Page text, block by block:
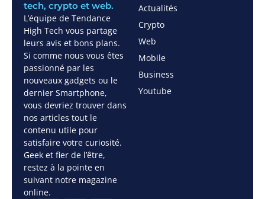
tech, crypto et web.
L’équipe de Tendance
High Tech vous partage
leurs avis et bons plans.
Si comme nous vous êtes
passionné par les
nouveaux gadgets ou le
dernier Smartphone,
vous devriez trouver dans
nos articles tout le
contenu utile pour
satisfaire votre curiosité.
Geek et fier de l’être,
restez à la pointe en
suivant notre magazine
online.
Actualités
Crypto
Web
Mobile
Business
Youtube